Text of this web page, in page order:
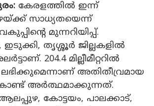
കേരളത്തിൽ ഇന്ന്
സാധ്യതയെന്ന്
മുന്നറിയിപ്പ്.
തൃശ്ശൂർ ജില്ലകളിൽ
204.4 മില്ലീമീറ്ററിൽ
അതിതീവ്രമായ
അർത്ഥമാക്കുന്നത്.
ആലപ്പുഴ, കോട്ടയം, പാലക്കാട്,